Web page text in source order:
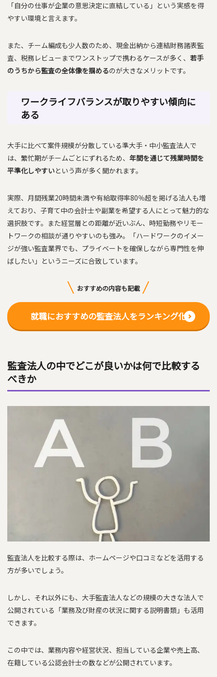
「自分の仕事が企業の意思決定に直結している」という実感を得
やすい環境と言えます。
また、チーム編成も少人数のため、現金出納から連結財務諸表監
査、税務レビューまでワンストップで携わるケースが多く、 若手
のうちから監査の全体像を掴めるのが大きなメリットです。
ワークライフバランスが取りやすい傾向に
ある
大手に比べて案件規模が分散している準大手・中小監査法人で
は、繁忙期がチームごとにずれるため、 年間を通じて残業時間を
平準化しやすいという声が多く聞かれます。
実際、月間残業20時間未満や有給取得率80％超を掲げる法人も増
えており、子育て中の会計士や副業を希望する人にとって魅力的な
選択肢です。また経営層との距離が近いぶん、時短勤務やリモー
トワークの相談が通りやすいのも強み。「ハードワークのイメー
ジが強い監査業界でも、プライベートを確保しながら専門性を伸
ばしたい」というニーズに合致しています。
おすすめの内容も記載
就職におすすめの監査法人をランキング化
監査法人の中でどこが良いかは何で比較する
べきか
監査法人を比較する際は、ホームページや口コミなどを活用する
方が多いでしょう。
しかし、それ以外にも、大手監査法人などの規模の大きな法人で
公開されている「業務及び財産の状況に関する説明書類」も活用
できます。
この中では、業務内容や経営状況、担当している企業や売上高、
在籍している公認会計士の数などが公開されています。